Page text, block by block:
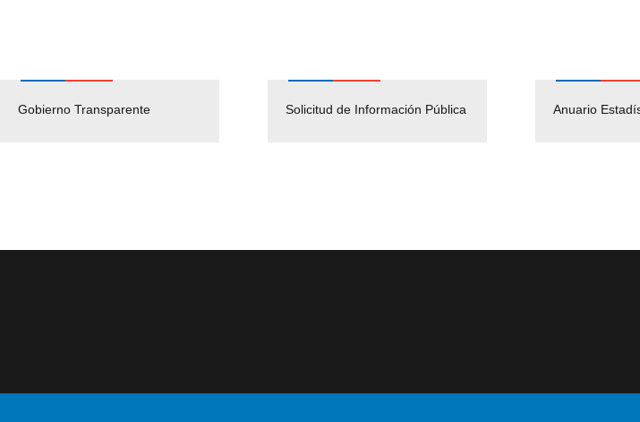
Gobierno Transparente Solicitud de Información Pública Anuario
Pago Proveedores
Empleos Públicos